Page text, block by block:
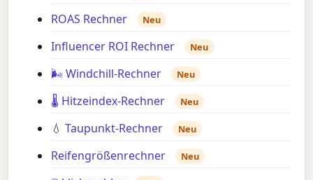
ROAS Rechner Neu
Influencer ROI Rechner Neu
🌬️ Windchill-Rechner Neu
🌡️ Hitzeindex-Rechner Neu
💧 Taupunkt-Rechner Neu
Reifengrößenrechner Neu